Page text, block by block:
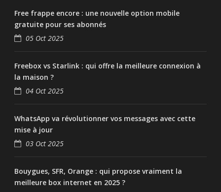
Free frappe encore : une nouvelle option mobile
gratuite pour ses abonnés
05 Oct 2025
Freebox vs Starlink : qui offre la meilleure connexion à
la maison ?
04 Oct 2025
WhatsApp va révolutionner vos messages avec cette
mise à jour
03 Oct 2025
Bouygues, SFR, Orange : qui propose vraiment la
meilleure box internet en 2025 ?